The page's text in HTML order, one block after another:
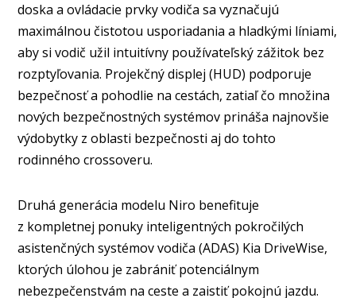
doska a ovládacie prvky vodiča sa vyznačujú
maximálnou čistotou usporiadania a hladkými líniami,
aby si vodič užil intuitívny používateľský zážitok bez
rozptyľovania. Projekčný displej (HUD) podporuje
bezpečnosť a pohodlie na cestách, zatiaľ čo množina
nových bezpečnostných systémov prináša najnovšie
výdobytky z oblasti bezpečnosti aj do tohto
rodinného crossoveru.
Druhá generácia modelu Niro benefituje
z kompletnej ponuky inteligentných pokročilých
asistenčných systémov vodiča (ADAS) Kia DriveWise,
ktorých úlohou je zabrániť potenciálnym
nebezpečenstvám na ceste a zaistiť pokojnú jazdu.